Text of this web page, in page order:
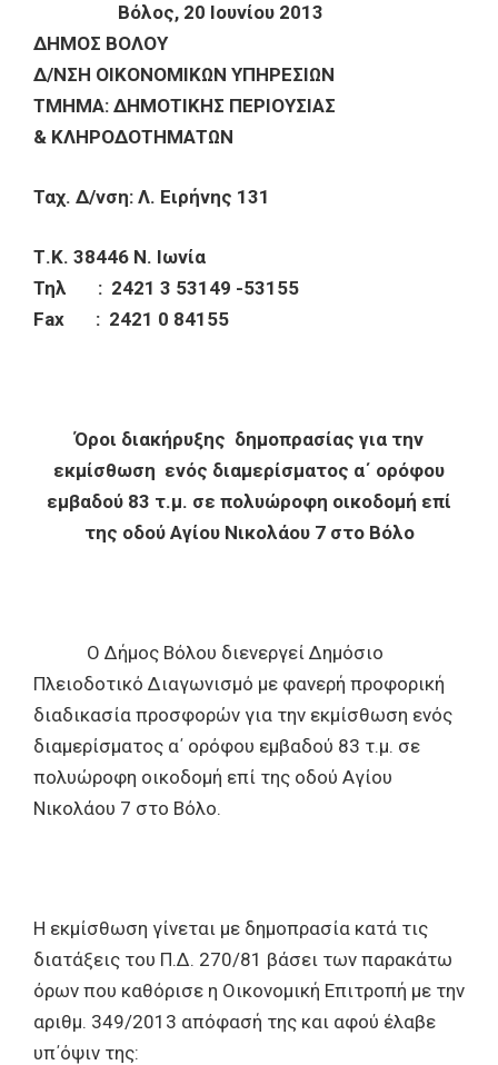
Βόλος, 20 Ιουνίου 2013
ΔΗΜΟΣ ΒΟΛΟΥ
Δ/ΝΣΗ ΟΙΚΟΝΟΜΙΚΩΝ ΥΠΗΡΕΣΙΩΝ
ΤΜΗΜΑ: ΔΗΜΟΤΙΚΗΣ ΠΕΡΙΟΥΣΙΑΣ
& ΚΛΗΡΟΔΟΤΗΜΑΤΩΝ
Ταχ. Δ/νση: Λ. Ειρήνης 131
Τ.Κ. 38446 Ν. Ιωνία
Τηλ : 2421 3 53149 -53155
Fax : 2421 0 84155
Όροι διακήρυξης δημοπρασίας για την
εκμίσθωση ενός διαμερίσματος α΄ ορόφου
εμβαδού 83 τ.μ. σε πολυώροφη οικοδομή επί
της οδού Αγίου Νικολάου 7 στο Βόλο
Ο Δήμος Βόλου διενεργεί Δημόσιο
Πλειοδοτικό Διαγωνισμό με φανερή προφορική
διαδικασία προσφορών για την εκμίσθωση ενός
διαμερίσματος α΄ ορόφου εμβαδού 83 τ.μ. σε
πολυώροφη οικοδομή επί της οδού Αγίου
Νικολάου 7 στο Βόλο.
Η εκμίσθωση γίνεται με δημοπρασία κατά τις
διατάξεις του Π.Δ. 270/81 βάσει των παρακάτω
όρων που καθόρισε η Οικονομική Επιτροπή με την
αριθμ. 349/2013 απόφασή της και αφού έλαβε
υπ΄όψιν της: